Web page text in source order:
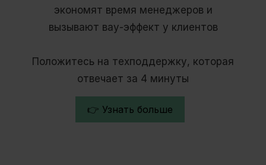
экономят время менеджеров и
вызывают вау-эффект у клиентов
Положитесь на техподдержку, которая
отвечает за 4 минуты
👉 Узнать больше